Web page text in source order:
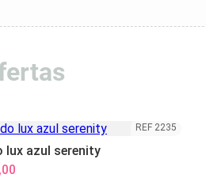
REF 2235
lux azul serenity